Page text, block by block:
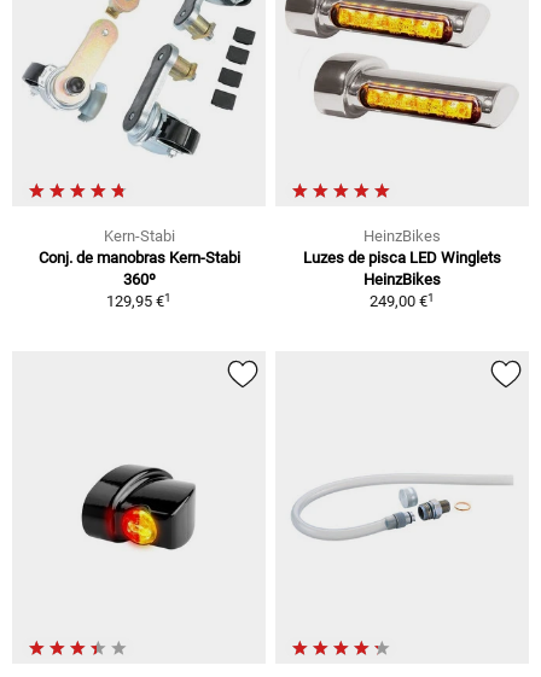
Kern-Stabi
Conj. de manobras Kern-Stabi
360º
129,95 €1
HeinzBikes
Luzes de pisca LED Winglets
HeinzBikes
249,00 €1